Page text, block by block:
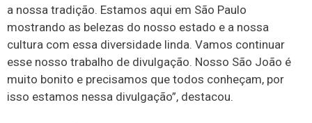
a nossa tradição. Estamos aqui em São Paulo
mostrando as belezas do nosso estado e a nossa
cultura com essa diversidade linda. Vamos continuar
esse nosso trabalho de divulgação. Nosso São João é
muito bonito e precisamos que todos conheçam, por
isso estamos nessa divulgação”, destacou.